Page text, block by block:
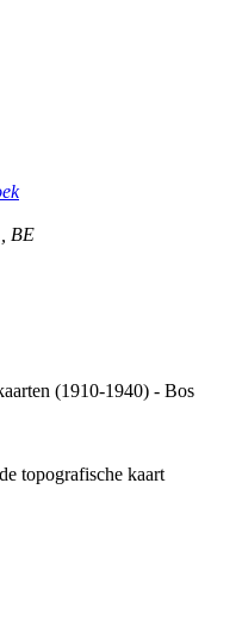
BE
(1910-1940) - Bos
topografische kaart